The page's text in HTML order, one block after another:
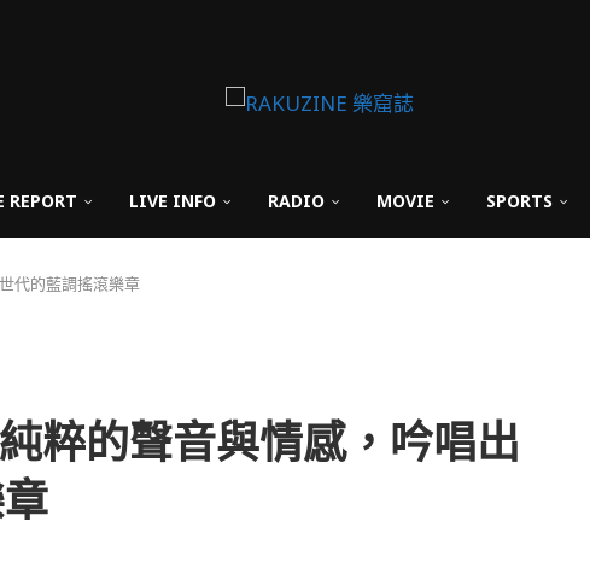
REPORT LIVE INFO RADIO MOVIE SPORTS
代的藍調搖滾樂章
粹的聲音與情感，吟唱出